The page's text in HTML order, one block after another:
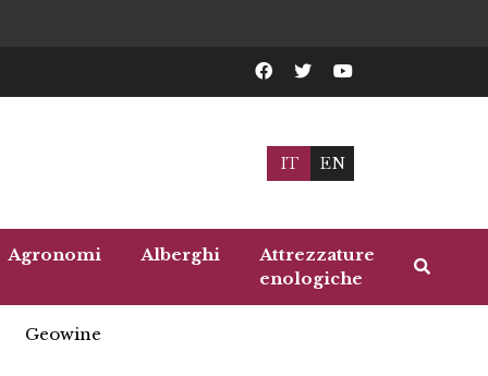
IT EN
Agronomi Alberghi
Attrezzature
enologiche
Geowine